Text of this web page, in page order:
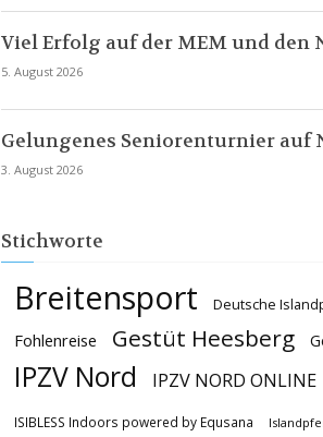
Viel Erfolg auf der MEM und den
5. August 2026
Gelungenes Seniorenturnier auf
3. August 2026
Stichworte
Breitensport Deutsche
Fohlenreise Gestüt Heesberg
IPZV Nord IPZV NORD ONLINE
ISIBLESS Indoors powered by Equsana